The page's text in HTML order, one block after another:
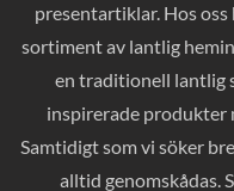
presentartiklar. Hos
sortiment av lantlig
en traditionell lantlig
inspirerade produkter
Samtidigt som vi söker
alltid genomskådas.